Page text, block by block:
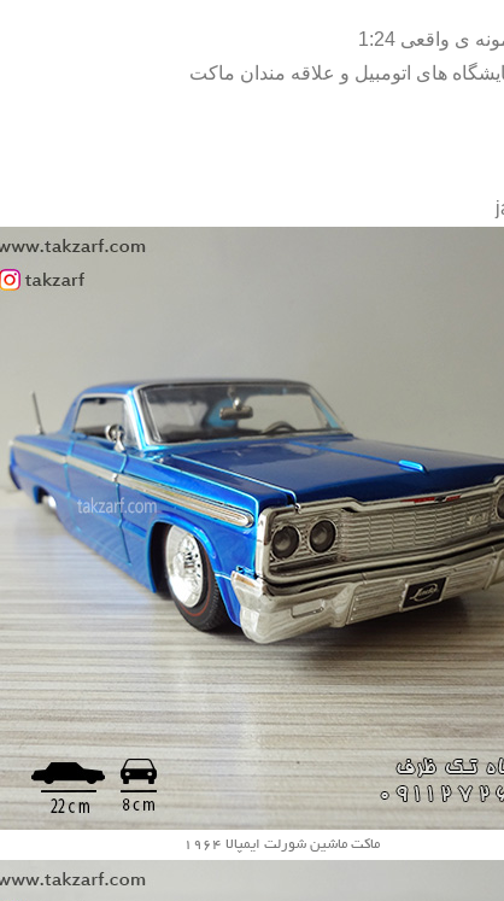
ی واقعی 1:24
های اتومبیل و علاقه مندان ماکت
ماکت ماشین شورلت ایمپالا 1964